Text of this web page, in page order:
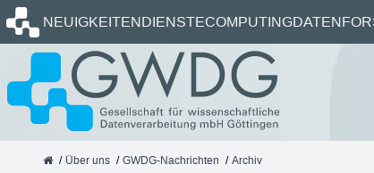
NEUIGKEITENDIENSTECOMPUTINGDATEN
GWDG
Über uns GWDG-Nachrichten Archiv